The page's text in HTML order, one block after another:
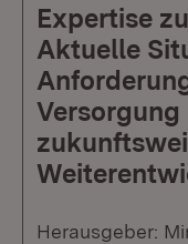
Expertise
Aktuelle
Versorgung
Herausgeber: